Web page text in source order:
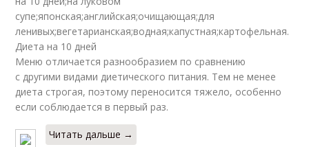
супе;японская;английская;очищающая;для
ленивых;вегетарианская;водная;капустная;картофельная.
Диета на 10 дней
Меню отличается разнообразием по сравнению
с другими видами диетического питания. Тем не менее
диета строгая, поэтому переносится тяжело, особенно
если соблюдается в первый раз.
Читать дальше →